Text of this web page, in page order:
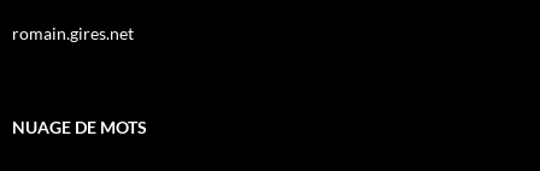
romain.gires.net
NUAGE DE MOTS